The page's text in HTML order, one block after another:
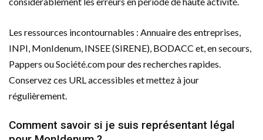
Les ressources incontournables : Annuaire des entreprises,
INPI, MonIdenum, INSEE (SIRENE), BODACC et, en secours,
Pappers ou Société.com pour des recherches rapides.
Conservez ces URL accessibles et mettez à jour
régulièrement.
Comment savoir si je suis représentant légal